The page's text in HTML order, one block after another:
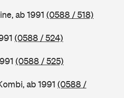
ab 1991 (0588 / 518)
(0588 / 524)
(0588 / 525)
ab 1991 (0588 /